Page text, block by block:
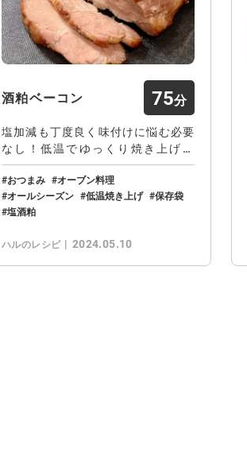
酒粕ベーコン 75
塩加減も丁度良く味付けに悩む必要
なし！低温でゆっくり焼き上げる
為、しっとりと焼き…
おつまみ
オーブン料理
オールシーズン
低温焼き上げ
保存袋
塩酒粕
ハルのレシピ 2024.05.10